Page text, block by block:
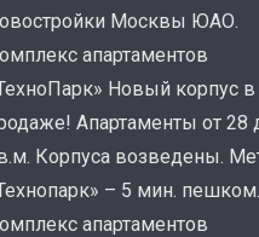
Москвы ЮАО.
апартаментов
Новый корпус в
Апартаменты от 28
Корпуса возведены.
– 5 мин. пешком.
апартаментов